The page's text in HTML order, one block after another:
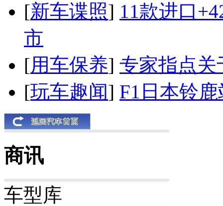
[新车谍照] 11款进口
市
[用车保养] 专家指点关
[玩车趣闻] F1日本铃
商讯
车型库